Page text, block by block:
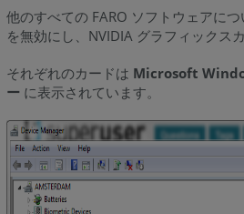
ノ
パ
ソ
ン
ハ
イ
他のすべての FARO ソフトウェアに
を無効にし、NVIDIA グラフィックス
それぞれのカードは Microsoft
ーに表示されています。